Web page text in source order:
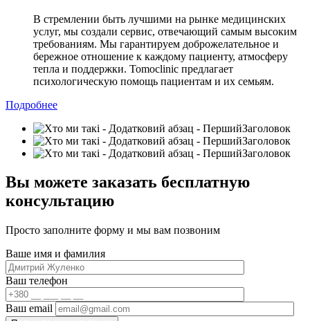
В стремлении быть лучшими на рынке медицинских
услуг, мы создали сервис, отвечающий самым высоким
требованиям. Мы гарантируем доброжелательное и
бережное отношение к каждому пациенту, атмосферу
тепла и поддержки. Tomoclinic предлагает
психологическую помощь пациентам и их семьям.
Подробнее
Вы можете заказать бесплатную
консультацию
Просто заполните форму и мы вам позвоним
Ваше имя и фамилия
Ваш телефон
Ваш email